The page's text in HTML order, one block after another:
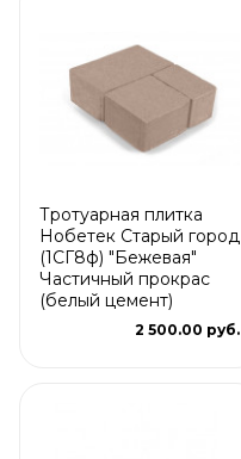
Тротуарная плитка
Нобетек Старый город
(1СГ8ф) "Бежевая"
Частичный прокрас
(белый цемент)
2 500.00 руб.